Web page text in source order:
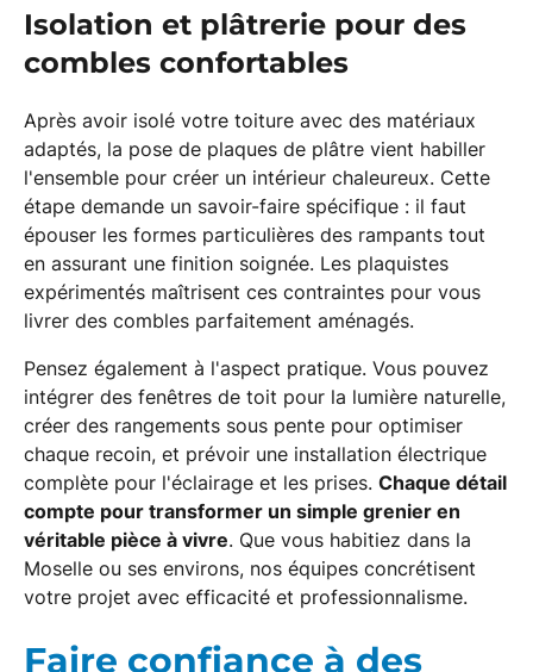
Isolation et plâtrerie pour des
combles confortables
Après avoir isolé votre toiture avec des matériaux
adaptés, la pose de plaques de plâtre vient habiller
l'ensemble pour créer un intérieur chaleureux. Cette
étape demande un savoir-faire spécifique : il faut
épouser les formes particulières des rampants tout
en assurant une finition soignée. Les plaquistes
expérimentés maîtrisent ces contraintes pour vous
livrer des combles parfaitement aménagés.
Pensez également à l'aspect pratique. Vous pouvez
intégrer des fenêtres de toit pour la lumière naturelle,
créer des rangements sous pente pour optimiser
chaque recoin, et prévoir une installation électrique
complète pour l'éclairage et les prises. Chaque détail
compte pour transformer un simple grenier en
véritable pièce à vivre. Que vous habitiez dans la
Moselle ou ses environs, nos équipes concrétisent
votre projet avec efficacité et professionnalisme.
Faire confiance à des